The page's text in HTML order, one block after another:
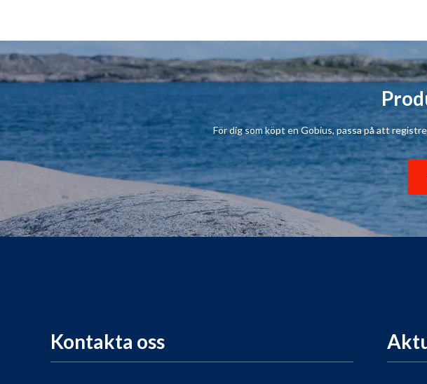
För dig som köpt en Gobius, passa på att
Kontakta oss